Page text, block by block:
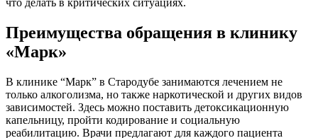
Преимущества обращения в клинику
«Марк»
В клинике “Марк” в Стародубе занимаются лечением не
только алкоголизма, но также наркотической и других видов
зависимостей. Здесь можно поставить детоксикационную
капельницу, пройти кодирование и социальную
реабилитацию. Врачи предлагают для каждого пациента